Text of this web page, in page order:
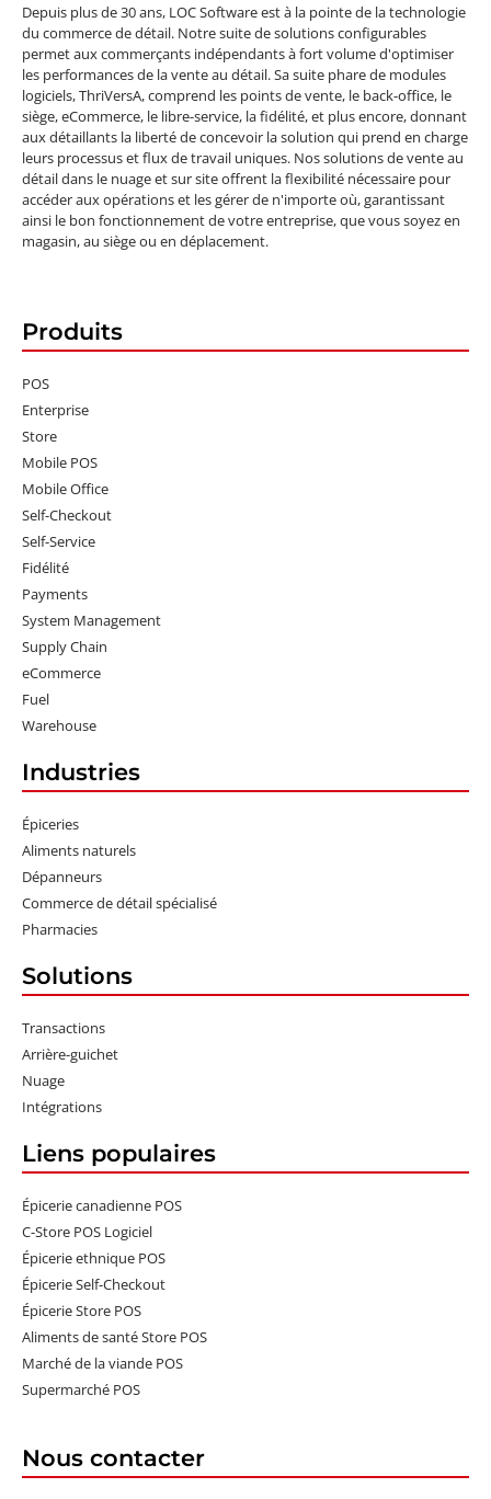
Depuis plus de 30 ans, LOC Software est à la pointe de la technologie
du commerce de détail. Notre suite de solutions configurables
permet aux commerçants indépendants à fort volume d'optimiser
les performances de la vente au détail. Sa suite phare de modules
logiciels, ThriVersA, comprend les points de vente, le back-office, le
siège, eCommerce, le libre-service, la fidélité, et plus encore, donnant
aux détaillants la liberté de concevoir la solution qui prend en charge
leurs processus et flux de travail uniques. Nos solutions de vente au
détail dans le nuage et sur site offrent la flexibilité nécessaire pour
accéder aux opérations et les gérer de n'importe où, garantissant
ainsi le bon fonctionnement de votre entreprise, que vous soyez en
magasin, au siège ou en déplacement.
Produits
POS
Enterprise
Store
Mobile POS
Mobile Office
Self-Checkout
Self-Service
Fidélité
Payments
System Management
Supply Chain
eCommerce
Fuel
Warehouse
Industries
Épiceries
Aliments naturels
Dépanneurs
Commerce de détail spécialisé
Pharmacies
Solutions
Transactions
Arrière-guichet
Nuage
Intégrations
Liens populaires
Épicerie canadienne POS
C-Store POS Logiciel
Épicerie ethnique POS
Épicerie Self-Checkout
Épicerie Store POS
Aliments de santé Store POS
Marché de la viande POS
Supermarché POS
Nous contacter